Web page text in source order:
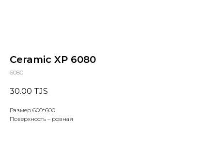
Ceramic XP 6080
6080
30.00 TJS
Размер 600*600
Поверхность – ровная